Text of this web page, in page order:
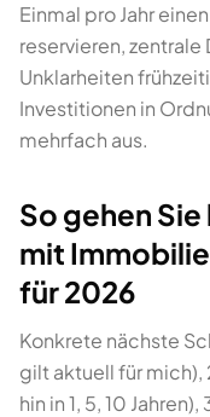
Einmal pro Jahr
reservieren,
Unklarheiten
Investitionen in
mehrfach aus.
So gehen
mit
für 2026
Konkrete nächste
gilt aktuell für
hin in 1, 5, 10